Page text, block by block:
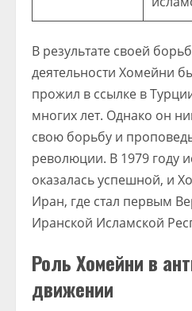
В результате своей
деятельности Хомейни
прожил в ссылке в
многих лет. Однако он
свою борьбу и
революции. В 1979 году
оказалась успешной, и
Иран, где стал первым
Иранской Исламской
Роль Хомейни в
движении